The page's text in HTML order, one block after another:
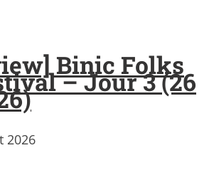
Binic Folks
– Jour 3 (26
2026